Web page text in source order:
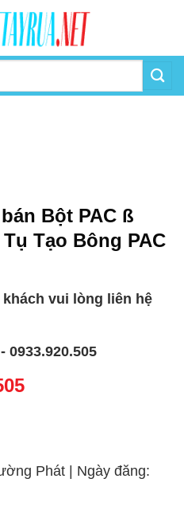
Bột PAC ß
Tạo Bông PAC
vui lòng liên hệ
0933.920.505
Phát | Ngày đăng: